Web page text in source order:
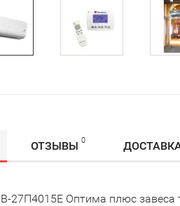
ОТЗЫВЫ 0
27П4015Е Оптима плюс завеса